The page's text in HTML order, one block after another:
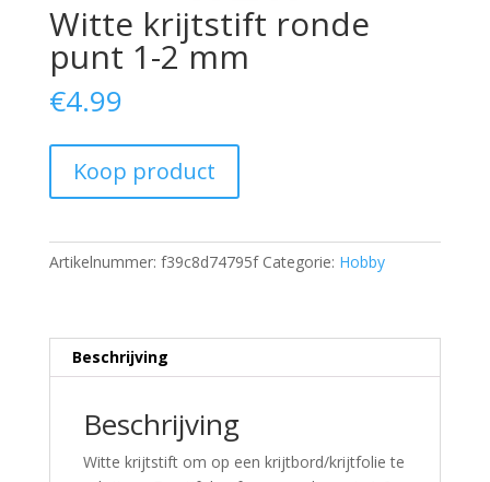
Witte krijtstift ronde
punt 1-2 mm
€4.99
Koop product
Artikelnummer: f39c8d74795f Categorie: Hobby
Beschrijving
Beschrijving
Witte krijtstift om op een krijtbord/krijtfolie te